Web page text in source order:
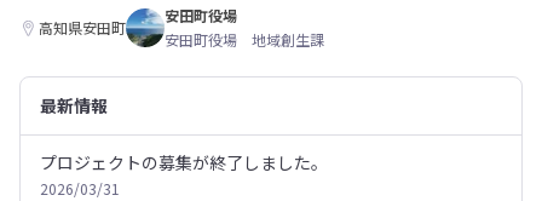
高知県安田町
安田町役場
安田町役場 地域創生課
最新情報
プロジェクトの募集が終了しました。
2026/03/31